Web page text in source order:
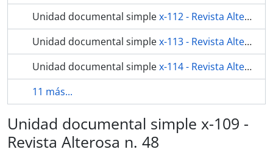
Unidad documental simplex-112 - Revista Alterosa n. 51
Unidad documental simplex-113 - Revista Alterosa n. 52
Unidad documental simplex-114 - Revista Alterosa n. 53
11 más...
Unidad documental simple x-109 -
Revista Alterosa n. 48